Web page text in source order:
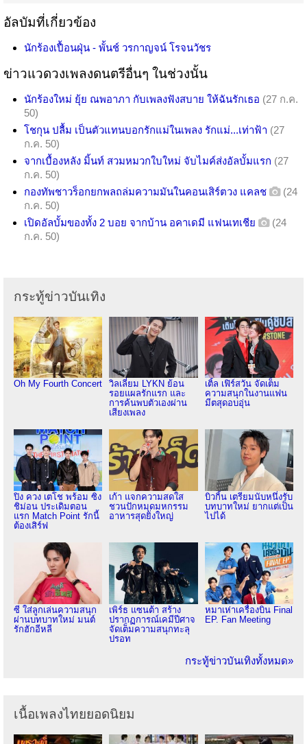
อัลบัมที่เกี่ยวข้อง
นักร้องเปื้อนฝุ่น - พั้นช์ วรกาญจน์ โรจนวัชร
ข่าวแวดวงเพลงดนตรีอื่นๆ ในช่วงนั้น
นักร้องใหม่ ยุ้ย ณพอาภา กับเพลงฟังสบาย ให้ฉันรักเธอ (27 ก.ค.
50)
โชกุน ปลื้ม เป็นตัวแทนบอกรักแม่ในเพลง รักแม่...เท่าฟ้า (27
ก.ค. 50)
จากเบื้องหลัง มิ้นท์ สวมหมวกใบใหม่ จับไมค์ส่งอัลบั้มแรก (27
ก.ค. 50)
กองทัพชาวร็อกยกพลถล่มความมันในคอนเสิร์ตวง แคลช
(24
ก.ค. 50)
เปิดอัลบั้มของทั้ง 2 บอย จากบ้าน อคาเดมี แฟนเทเชีย
(24
ก.ค. 50)
กระทู้ข่าวบันเทิง
Oh My Fourth Concert
วิลเลี่ยม LYKN ย้อน
รอยแผลรักแรก และ
การค้นพบตัวเองผ่าน
เสียงเพลง
เติ้ล เฟิร์สวัน จัดเต็ม
ความสนุกในงานแฟน
มีตสุดอบอุ่น
ปิง ควง เตโช พร้อม ซิง
ชิม่อน ประเดิมตอน
แรก Match Point รักนี้
ต้องเสิร์ฟ
เก้า แจกความสดใส
ชวนปักหมุดมหกรรม
อาหารสุดยิ่งใหญ่
บิวกิ้น เตรียมนับหนึ่งรับ
บทบาทใหม่ ยากแต่เป็น
ไปได้
ซี ใส่ลูกเล่นความสนุก
ผ่านบทบาทใหม่ มนต์
รักฮักอีหลี
เพิร์ธ แซนต้า สร้าง
ปรากฏการณ์เคมีปีศาจ
จัดเต็มความสนุกทะลุ
ปรอท
หมาเห่าเครื่องบิน Final
EP. Fan Meeting
กระทู้ข่าวบันเทิงทั้งหมด»
เนื้อเพลงไทยยอดนิยม